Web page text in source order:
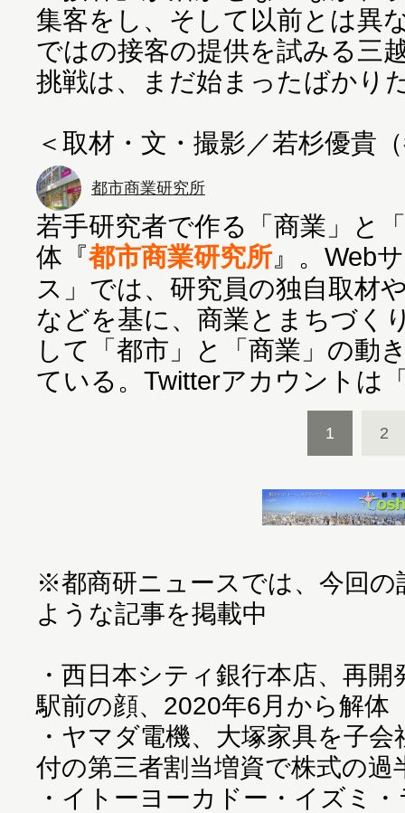
集客をし、そして以前とは異
ではの接客の提供を試みる三
挑戦は、まだ始まったばかり
＜取材・文・撮影／若杉優貴
都市商業研究所
若手研究者で作る「商業」と
体『都市商業研究所 』。Web
ス」では、研究員の独自取材
などを基に、商業とまちづく
して「都市」と「商業」の動
ている。Twitterアカウントは
1 2
※都商研ニュースでは、今回の
ような記事を掲載中
・ 西日本シティ銀行本店、再開
駅前の顔、2020年6月から解体
・ ヤマダ電機、大塚家具を子
付の第三者割当増資で株式の過
・ イトーヨーカドー・イズミ